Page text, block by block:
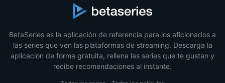
BetaSeries es la aplicación de referencia para los aficionados a
las series que ven las plataformas de streaming. Descarga la
aplicación de forma gratuita, rellena las series que te gustan y
recibe recomendaciones al instante.